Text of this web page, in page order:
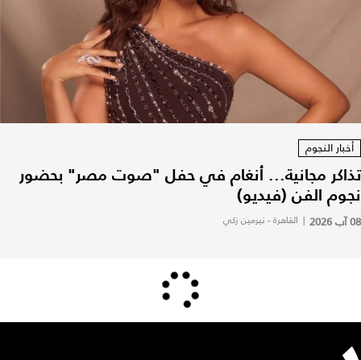
أخبار النجوم
تذاكر مجانية... أنغام في حفل "صوت مصر" بحضور
نجوم الفن (فيديو)
08 آب 2026 | القاهرة - نيرمين زكي